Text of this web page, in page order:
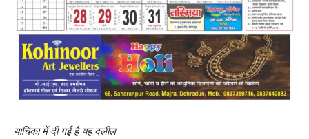
याचिका में दी गई है यह दलील